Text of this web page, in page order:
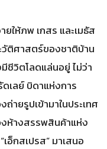
ให้ภพ เกสร และเมธัส
ติศาสตร์ของชาติบ้าน
ชีวิตโลดแล่นอยู่ ไม่ว่า
เลย์ บิดาแห่งการ
ายรูปเข้ามาในประเทศ
งห้างสรรพสินค้าแห่ง
อ็กสเปรส” มาเสนอ